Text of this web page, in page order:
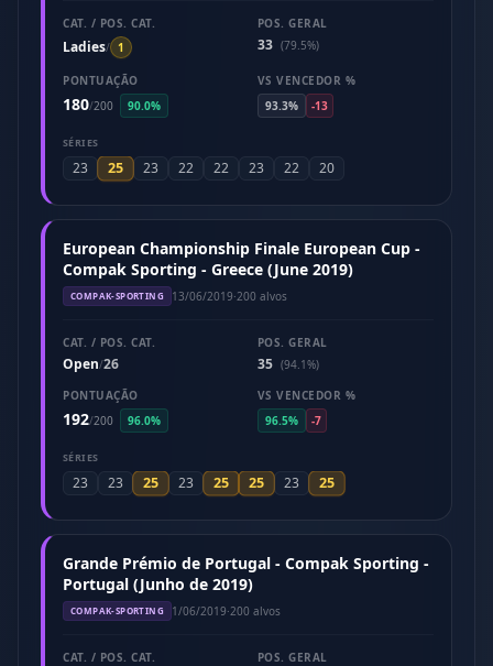
CAT. / POS. CAT.
Ladies/ 1
POS. GERAL
33 (79.5%)
PONTUAÇÃO
180/200 90.0%
VS VENCEDOR %
93.3%
-13
SÉRIES
23 25 23 22 22 23 22 20
European Championship Finale European Cup -
Compak Sporting - Greece (June 2019)
COMPAK-SPORTING 13/06/2019·200 alvos
CAT. / POS. CAT.
Open/26
POS. GERAL
35 (94.1%)
PONTUAÇÃO
192/200 96.0%
VS VENCEDOR %
96.5%
-7
SÉRIES
23 23 25 23 25 25 23 25
Grande Prémio de Portugal - Compak Sporting -
Portugal (Junho de 2019)
COMPAK-SPORTING 1/06/2019·200 alvos
CAT. / POS. CAT. POS. GERAL